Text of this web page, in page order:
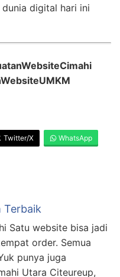
digital hari ini
Twitter/X WhatsApp
Terbaik
Satu website bisa jadi
order. Semua
punya juga
Utara Citeureup,